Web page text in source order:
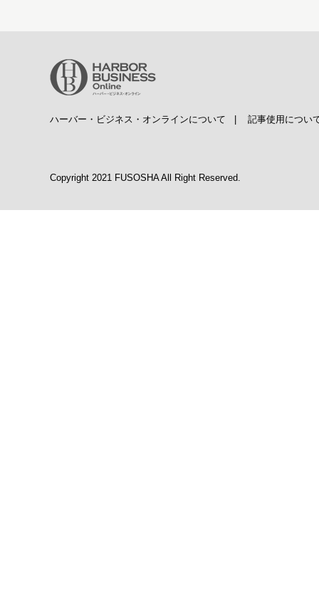
ハーバー・ビジネス・オンラインについて | 記事使用につい
Copyright 2021 FUSOSHA All Right Reserved.